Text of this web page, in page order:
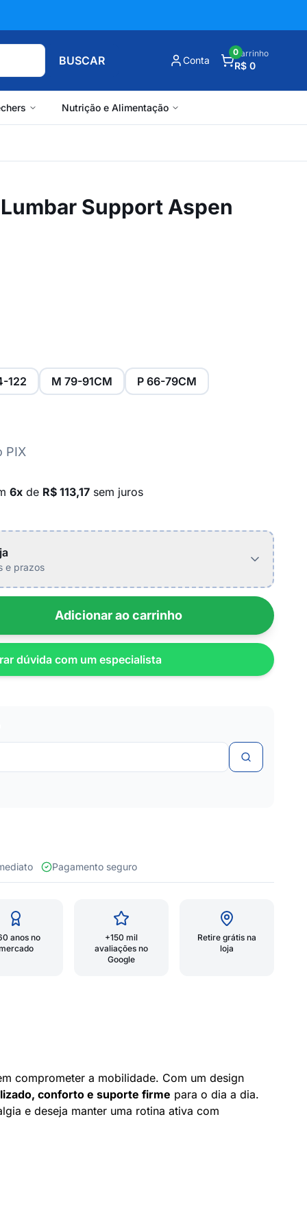
BUSCAR Conta
Carrinho
R$ 0
0
Nutrição e Alimentação
Support Aspen
122 M 79-91CM
P 66-79CM
PIX
6x de R$ 113,17 sem juros
e prazos
Adicionar ao carrinho
dúvida com um especialista
Pagamento seguro
anos no
+150 mil
avaliações no
Google
Retire grátis na
loja
comprometer a mobilidade. Com um design
conforto e suporte firme para o dia a dia.
e deseja manter uma rotina ativa com